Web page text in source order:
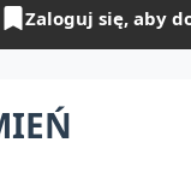
Zaloguj się, aby